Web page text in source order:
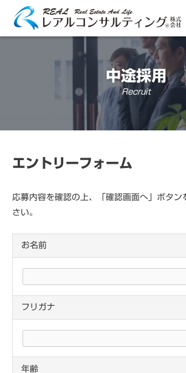
中途採用
Recruit
エントリーフォーム
応募内容を確認の上、「確認画面へ」ボタン
さい。
お名前
フリガナ
年齢